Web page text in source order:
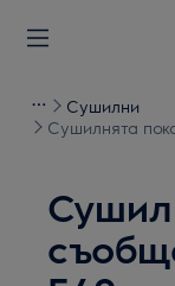
Сушилни
Сушилнята